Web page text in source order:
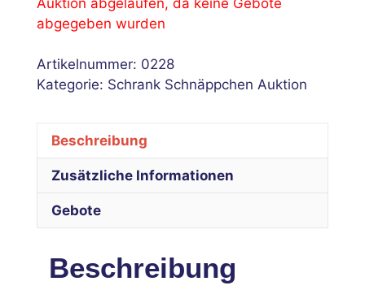
abgegeben wurden
Artikelnummer: 0228
Kategorie: Schrank Schnäppchen Auktion
Beschreibung
Zusätzliche Informationen
Gebote
Beschreibung